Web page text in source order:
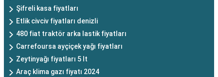
Şifreli kasa fiyatları
Etlik civciv fiyatları denizli
480 fiat traktör arka lastik fiyatları
Carrefoursa ayçiçek yağı fiyatları
Zeytinyağı fiyatları 5 lt
Araç klima gazı fiyatı 2024